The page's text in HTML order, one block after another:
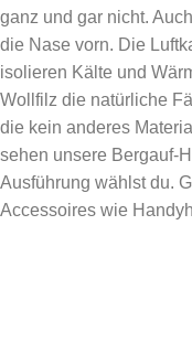
ganz und gar nicht.
die Nase vorn. Die
isolieren Kälte und
Wollfilz die natürliche
die kein anderes
sehen unsere Bergauf-
Ausführung wählst du.
Accessoires wie